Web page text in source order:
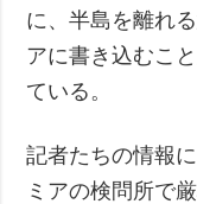
に、半島を離れ
アに書き込むこ
ている。
記者たちの情報
ミアの検問所で